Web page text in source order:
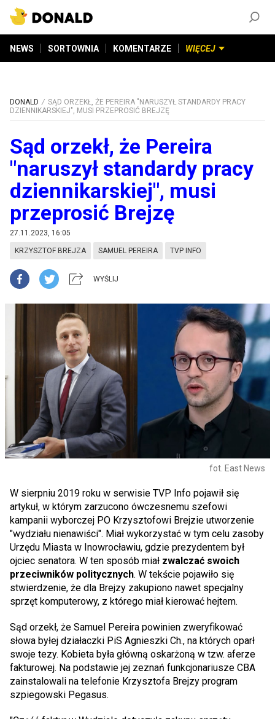
NEWS SORTOWNIA KOMENTARZE WIĘCEJ
DONALD
SĄD ORZEKŁ, ŻE PEREIRA "NARUSZYŁ STANDARDY PRACY
DZIENNIKARSKIEJ", MUSI PRZEPROSIĆ BREJZĘ
Sąd orzekł, że Pereira
"naruszył standardy pracy
dziennikarskiej", musi
przeprosić Brejzę
27.11.2023, 16:05
KRZYSZTOF BREJZA SAMUEL PEREIRA TVP INFO
WYŚLIJ
fot. East News
W sierpniu 2019 roku w serwisie TVP Info pojawił się
artykuł, w którym zarzucono ówczesnemu szefowi
kampanii wyborczej PO Krzysztofowi Brejzie utworzenie
"wydziału nienawiści". Miał wykorzystać w tym celu zasoby
Urzędu Miasta w Inowrocławiu, gdzie prezydentem był
ojciec senatora. W ten sposób miał zwalczać swoich
przeciwników politycznych. W tekście pojawiło się
stwierdzenie, że dla Brejzy zakupiono nawet specjalny
sprzęt komputerowy, z którego miał kierować hejtem.
Sąd orzekł, że Samuel Pereira powinien zweryfikować
słowa byłej działaczki PiS Agnieszki Ch., na których oparł
swoje tezy. Kobieta była główną oskarżoną w tzw. aferze
fakturowej. Na podstawie jej zeznań funkcjonariusze CBA
zainstalowali na telefonie Krzysztofa Brejzy program
szpiegowski Pegasus.